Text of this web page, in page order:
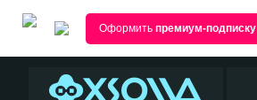
Оформить премиум-подписку